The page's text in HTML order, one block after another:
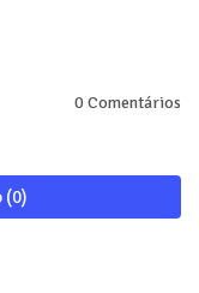
0 Comentários
(0)